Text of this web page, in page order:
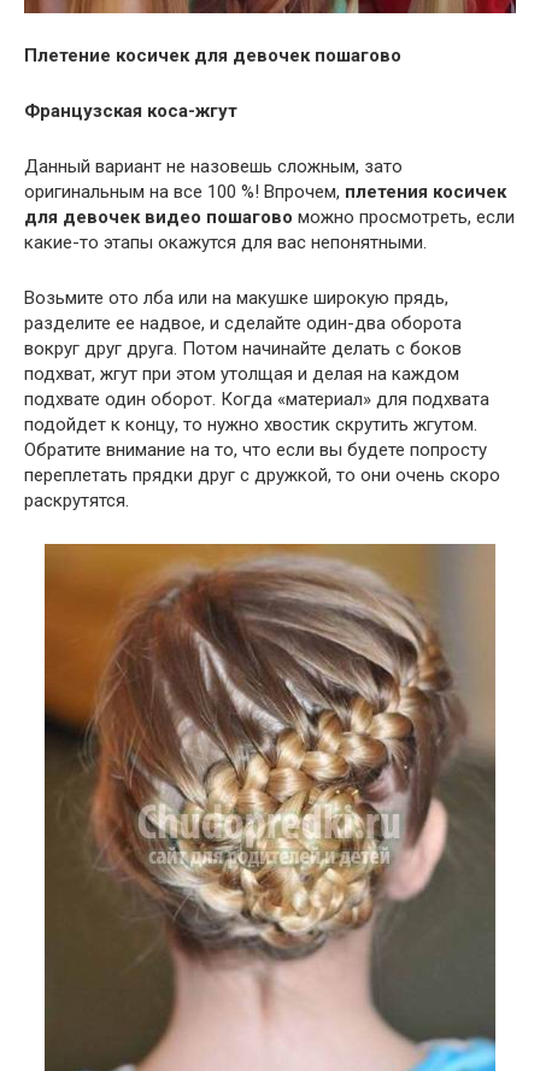
Плетение косичек для девочек пошагово
Французская коса-жгут
Данный вариант не назовешь сложным, зато
оригинальным на все 100 %! Впрочем, плетения косичек
для девочек видео пошагово можно просмотреть, если
какие-то этапы окажутся для вас непонятными.
Возьмите ото лба или на макушке широкую прядь,
разделите ее надвое, и сделайте один-два оборота
вокруг друг друга. Потом начинайте делать с боков
подхват, жгут при этом утолщая и делая на каждом
подхвате один оборот. Когда «материал» для подхвата
подойдет к концу, то нужно хвостик скрутить жгутом.
Обратите внимание на то, что если вы будете попросту
переплетать прядки друг с дружкой, то они очень скоро
раскрутятся.